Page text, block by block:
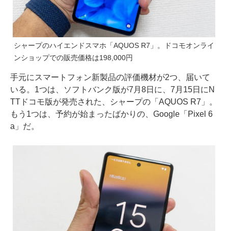
シャープのハイエンドスマホ「AQUOS R7」。ドコモオンライ
ンショップでの販売価格は198,000円
手元にスマートフォン新製品の評価機材が2つ、届いて
いる。1つは、ソフトバンク版が7月8日に、7月15日にN
TTドコモ版が発売された、シャープの「AQUOS R7」。
もう1つは、予約が始まったばかりの、Google「Pixel 6
a」だ。